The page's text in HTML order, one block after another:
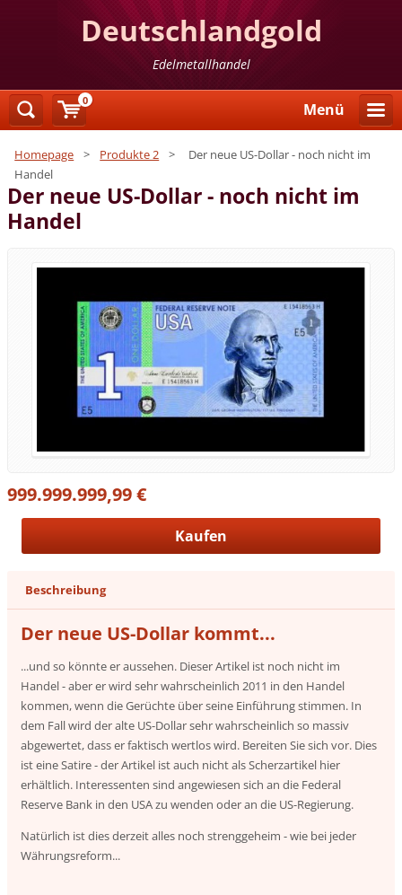
Deutschlandgold
Edelmetallhandel
Menü
Homepage > Produkte 2 >
Der neue US-Dollar - noch nicht im
Handel
Der neue US-Dollar - noch nicht im
Handel
999.999.999,99 €
Beschreibung
Der neue US-Dollar kommt...
...und so könnte er aussehen. Dieser Artikel ist noch nicht im
Handel - aber er wird sehr wahrscheinlich 2011 in den Handel
kommen, wenn die Gerüchte über seine Einführung stimmen. In
dem Fall wird der alte US-Dollar sehr wahrscheinlich so massiv
abgewertet, dass er faktisch wertlos wird. Bereiten Sie sich vor. Dies
ist eine Satire - der Artikel ist auch nicht als Scherzartikel hier
erhältlich. Interessenten sind angewiesen sich an die Federal
Reserve Bank in den USA zu wenden oder an die US-Regierung.
Natürlich ist dies derzeit alles noch strenggeheim - wie bei jeder
Währungsreform...
0